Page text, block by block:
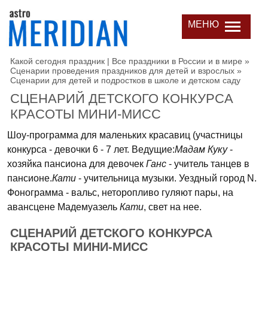
МЕНЮ
Какой сегодня праздник | Все праздники в России и в мире »
Сценарии проведения праздников для детей и взрослых »
Сценарии для детей и подростков в школе и детском саду
СЦЕНАРИЙ ДЕТСКОГО КОНКУРСА
КРАСОТЫ МИНИ-МИСС
Шоу-программа для маленьких красавиц (участницы
конкурса - девочки 6 - 7 лет. Ведущие:Мадам Куку-
хозяйка пансиона для девочек Ганс - учитель танцев в
пансионе.Кати - учительница музыки. Уездный город N.
Фонограмма - вальс, неторопливо гуляют пары, на
авансцене Мадемуазель Кати, свет на нее.
СЦЕНАРИЙ ДЕТСКОГО КОНКУРСА
КРАСОТЫ МИНИ-МИСС